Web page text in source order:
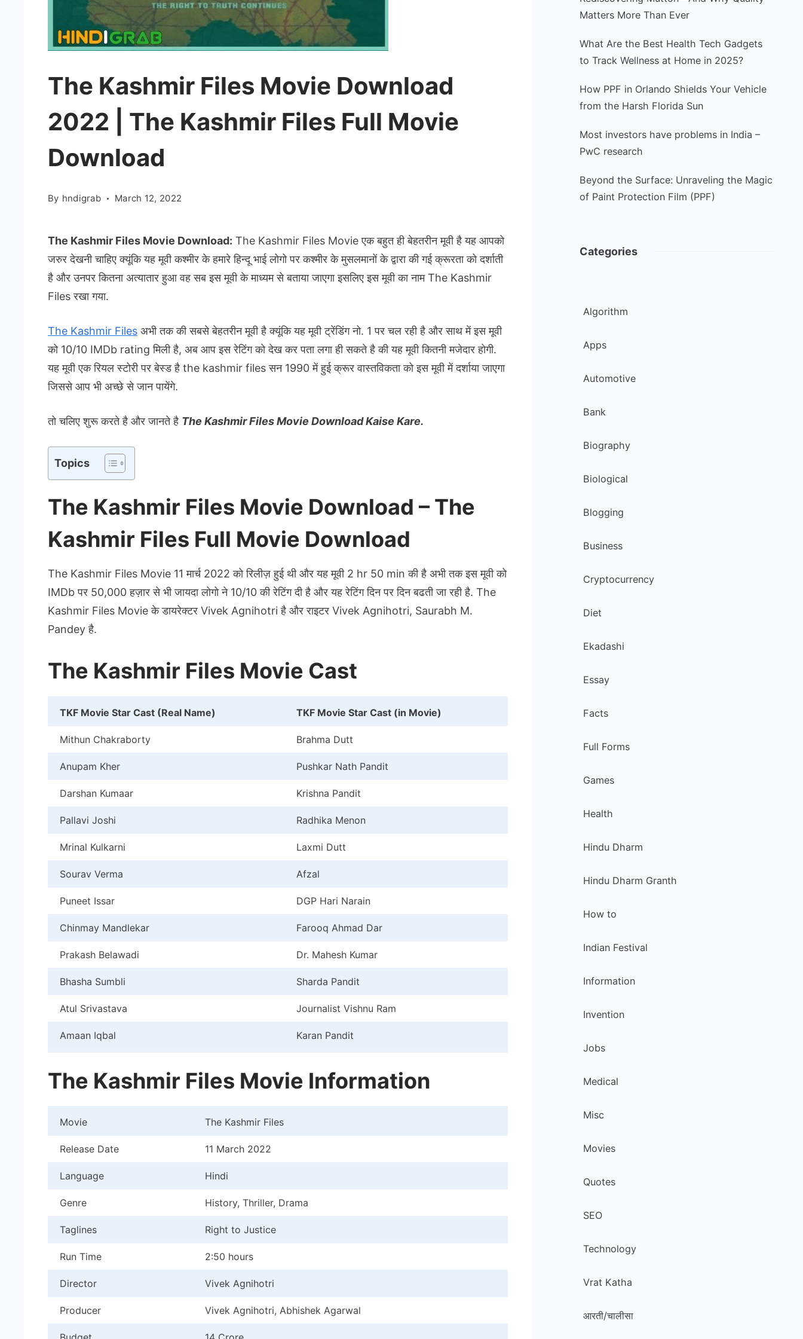
The Kashmir Files Movie Download
2022 | The Kashmir Files Full Movie
Download
By hndigrab March 12, 2022
The Kashmir Files Movie Download: The Kashmir Files Movie एक बहुत ही बेहतरीन मूवी है यह आपको
जरुर देखनी चाहिए क्यूंकि यह मूवी कश्मीर के हमारे हिन्दू भाई लोगो पर कश्मीर के मुसलमानों के द्वारा की गई क्रूरता को दर्शाती
है और उनपर कितना अत्यातार हुआ वह सब इस मूवी के माध्यम से बताया जाएगा इसलिए इस मूवी का नाम The Kashmir
Files रखा गया.
The Kashmir Files अभी तक की सबसे बेहतरीन मूवी है क्यूंकि यह मूवी ट्रेंडिंग नो. 1 पर चल रही है और साथ में इस मूवी
को 10/10 IMDb rating मिली है, अब आप इस रेटिंग को देख कर पता लगा ही सकते है की यह मूवी कितनी मजेदार होगी.
यह मूवी एक रियल स्टोरी पर बेस्ड है the kashmir files सन 1990 में हुई क्रूर वास्तविकता को इस मूवी में दर्शाया जाएगा
जिससे आप भी अच्छे से जान पायेंगे.
तो चलिए शुरू करते है और जानते है The Kashmir Files Movie Download Kaise Kare.
Topics
The Kashmir Files Movie Download – The
Kashmir Files Full Movie Download
The Kashmir Files Movie 11 मार्च 2022 को रिलीज़ हुई थी और यह मूवी 2 hr 50 min की है अभी तक इस मूवी को
IMDb पर 50,000 हज़ार से भी जायदा लोगो ने 10/10 की रेटिंग दी है और यह रेटिंग दिन पर दिन बढती जा रही है. The
Kashmir Files Movie के डायरेक्टर Vivek Agnihotri है और राइटर Vivek Agnihotri, Saurabh M.
Pandey है.
The Kashmir Files Movie Cast
TKF Movie Star Cast (Real Name) TKF Movie Star Cast (in Movie)
Mithun Chakraborty Brahma Dutt
Anupam Kher Pushkar Nath Pandit
Darshan Kumaar Krishna Pandit
Pallavi Joshi Radhika Menon
Mrinal Kulkarni Laxmi Dutt
Sourav Verma Afzal
Puneet Issar DGP Hari Narain
Chinmay Mandlekar Farooq Ahmad Dar
Prakash Belawadi Dr. Mahesh Kumar
Bhasha Sumbli Sharda Pandit
Atul Srivastava Journalist Vishnu Ram
Amaan Iqbal Karan Pandit
The Kashmir Files Movie Information
Movie The Kashmir Files
Release Date 11 March 2022
Language Hindi
Genre History, Thriller, Drama
Taglines Right to Justice
Run Time 2:50 hours
Director Vivek Agnihotri
Producer Vivek Agnihotri, Abhishek Agarwal
Matters More Than Ever
What Are the Best Health Tech Gadgets
to Track Wellness at Home in 2025?
How PPF in Orlando Shields Your Vehicle
from the Harsh Florida Sun
Most investors have problems in India –
PwC research
Beyond the Surface: Unraveling the Magic
of Paint Protection Film (PPF)
Categories
Algorithm
Apps
Automotive
Bank
Biography
Biological
Blogging
Business
Cryptocurrency
Diet
Ekadashi
Essay
Facts
Full Forms
Games
Health
Hindu Dharm
Hindu Dharm Granth
How to
Indian Festival
Information
Invention
Jobs
Medical
Misc
Movies
Quotes
SEO
Technology
Vrat Katha
आरती/चालीसा